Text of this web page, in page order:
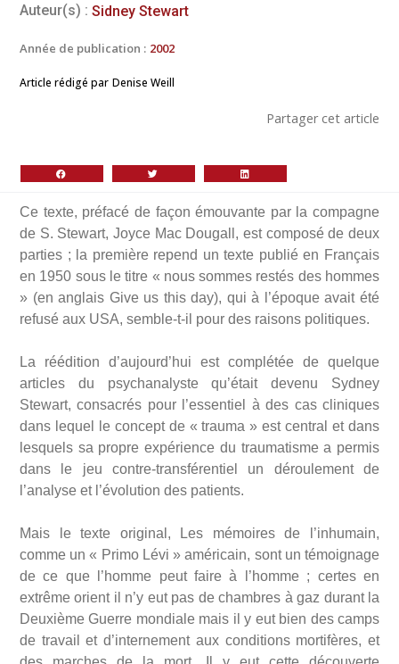
Auteur(s) : Sidney Stewart
Année de publication : 2002
Article rédigé par Denise Weill
Partager cet article
Ce texte, préfacé de façon émouvante par la compagne
de S. Stewart, Joyce Mac Dougall, est composé de deux
parties ; la première repend un texte publié en Français
en 1950 sous le titre « nous sommes restés des hommes
» (en anglais Give us this day), qui à l’époque avait été
refusé aux USA, semble-t-il pour des raisons politiques.
La réédition d’aujourd’hui est complétée de quelque
articles du psychanalyste qu’était devenu Sydney
Stewart, consacrés pour l’essentiel à des cas cliniques
dans lequel le concept de « trauma » est central et dans
lesquels sa propre expérience du traumatisme a permis
dans le jeu contre-transférentiel un déroulement de
l’analyse et l’évolution des patients.
Mais le texte original, Les mémoires de l’inhumain,
comme un « Primo Lévi » américain, sont un témoignage
de ce que l’homme peut faire à l’homme ; certes en
extrême orient il n’y eut pas de chambres à gaz durant la
Deuxième Guerre mondiale mais il y eut bien des camps
de travail et d’internement aux conditions mortifères, et